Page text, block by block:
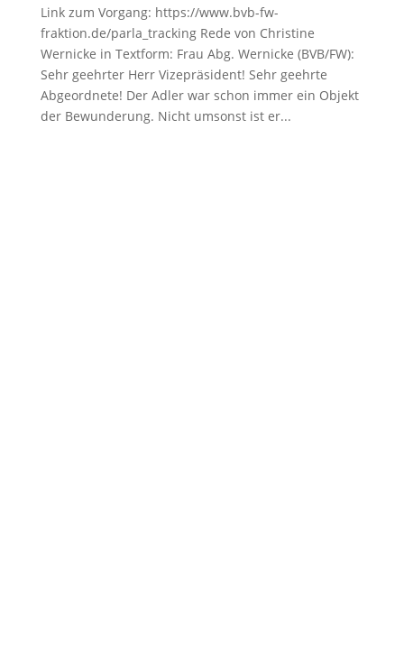
Link zum Vorgang: https://www.bvb-fw-
fraktion.de/parla_tracking Rede von Christine
Wernicke in Textform: Frau Abg. Wernicke (BVB/FW):
Sehr geehrter Herr Vizepräsident! Sehr geehrte
Abgeordnete! Der Adler war schon immer ein Objekt
der Bewunderung. Nicht umsonst ist er...